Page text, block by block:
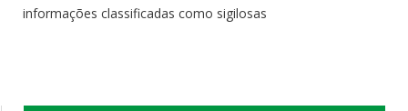
informações classificadas como sigilosas